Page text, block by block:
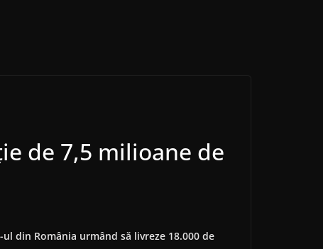
de 7,5 milioane de
din România urmând să livreze 18.000 de